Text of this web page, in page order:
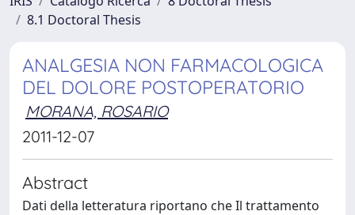
8.1 Doctoral Thesis
ANALGESIA NON FARMACOLOGICA
DEL DOLORE POSTOPERATORIO
MORANA, ROSARIO
2011-12-07
Abstract
Dati della letteratura riportano che Il trattamento